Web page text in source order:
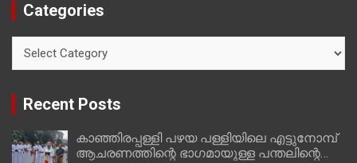
Categories
Recent Posts
കാഞ്ഞിരപ്പള്ളി പഴയ പള്ളിയിലെ എട്ടുനോമ്പ്
ആചരണത്തിന്റെ ഭാഗമായുള്ള പന്തലിന്റെ